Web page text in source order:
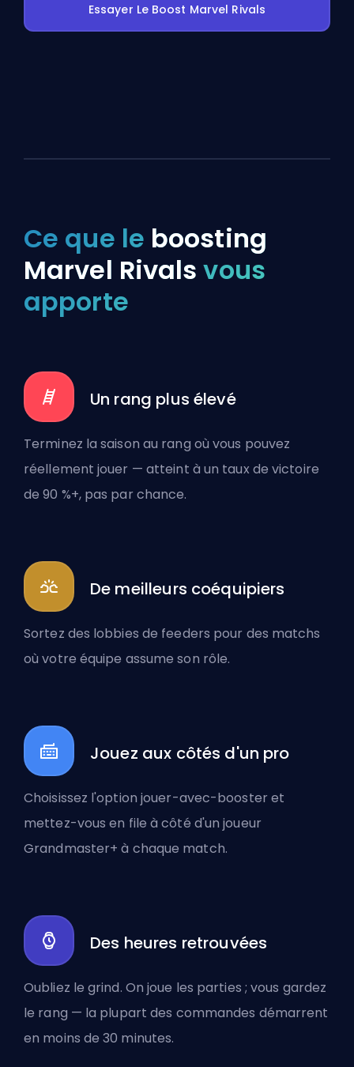
Essayer Le Boost Marvel Rivals
Ce que le boosting
Marvel Rivals vous
apporte
Un rang plus élevé
Terminez la saison au rang où vous pouvez
réellement jouer — atteint à un taux de victoire
de 90 %+, pas par chance.
De meilleurs coéquipiers
Sortez des lobbies de feeders pour des matchs
où votre équipe assume son rôle.
Jouez aux côtés d'un pro
Choisissez l'option jouer-avec-booster et
mettez-vous en file à côté d'un joueur
Grandmaster+ à chaque match.
Des heures retrouvées
Oubliez le grind. On joue les parties ; vous gardez
le rang — la plupart des commandes démarrent
en moins de 30 minutes.